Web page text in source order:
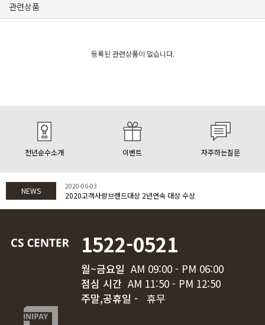
관련상품
등록된 관련상품이 없습니다.
천년순수소개 이벤트 자주하는질문
NEWS 2020-06-03
2020고객사랑브랜드대상 2년연속 대상 수상
1522-0521
월~금요일 AM 09:00 - PM 06:00
점심 시간 AM 11:50 - PM 12:50
주말,공휴일 -
휴무